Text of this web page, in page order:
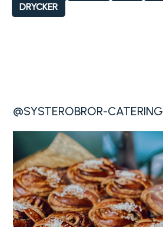
DRYCKER
@SYSTEROBROR-CATERING